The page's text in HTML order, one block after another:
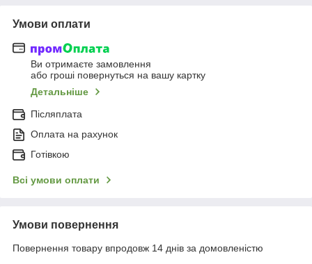
Умови оплати
Ви отримаєте замовлення
або гроші повернуться на вашу картку
Детальніше
Післяплата
Оплата на рахунок
Готівкою
Всі умови оплати
Умови повернення
Повернення товару впродовж 14 днів за домовленістю